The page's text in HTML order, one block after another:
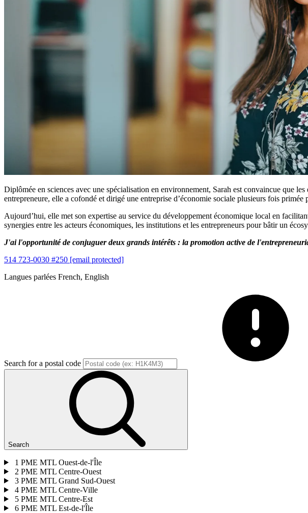
Diplômée en sciences avec une spécialisation en environnement, Sarah est convaincue que
entrepreneure, elle a cofondé et dirigé une entreprise d’économie sociale plusieurs fois
Aujourd’hui, elle met son expertise au service du développement économique local en
synergies entre les acteurs économiques, les institutions et les entrepreneurs pour bâtir un
J'ai l'opportunité de conjuguer deux grands intérêts : la promotion active de
514 723-0030 #250 [email protected]
Langues parlées French, English
Search for a postal code
Search
1 PME MTL Ouest-de-l'Île
2 PME MTL Centre-Ouest
3 PME MTL Grand Sud-Ouest
4 PME MTL Centre-Ville
5 PME MTL Centre-Est
6 PME MTL Est-de-l'Île